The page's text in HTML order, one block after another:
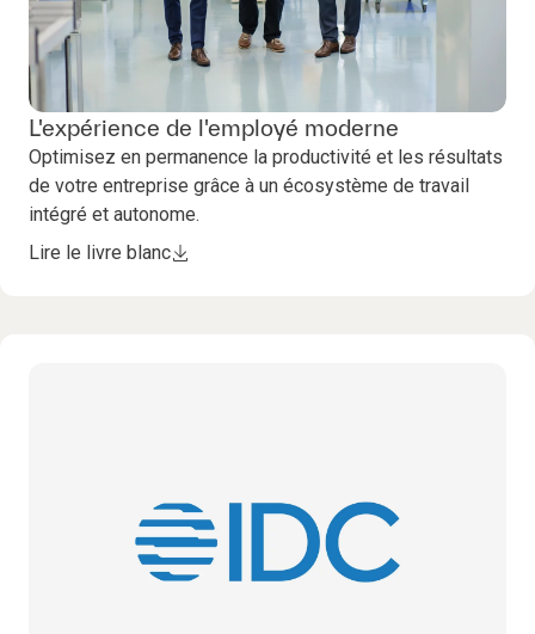
L'expérience de l'employé moderne
Optimisez en permanence la productivité et les résultats
de votre entreprise grâce à un écosystème de travail
intégré et autonome.
Lire le livre blanc